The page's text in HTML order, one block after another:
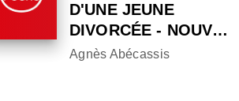
D'UNE JEUNE
DIVORCÉE - NOUV…
Agnès Abécassis